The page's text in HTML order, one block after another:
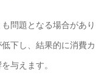
問題となる場合があ
下し、結果的に消費
与えます。